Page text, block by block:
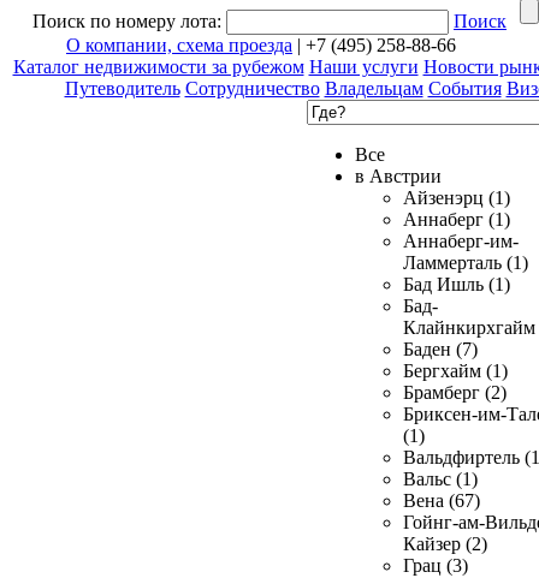
Поиск по номеру лота:
Поиск
О компании, схема проезда | +7 (495) 258-88-66
Каталог недвижимости за рубежом Наши услуги Новости
Путеводитель Сотрудничество Владельцам События
Все
в Австрии
Айзенэрц (1)
Аннаберг (1)
Аннаберг-им-
Ламмерталь (1)
Бад Ишль (1)
Бад-
Клайнкирхгайм
Баден (7)
Бергхайм (1)
Брамберг (2)
Бриксен-им-
(1)
Вальдфиртель
Вальс (1)
Вена (67)
Гойнг-ам-
Кайзер (2)
Грац (3)